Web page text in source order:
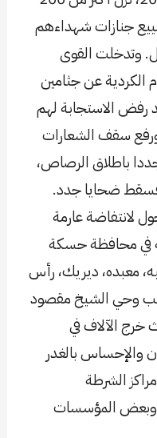
جنازات شهداءهم
وتدخلت القوى
الكردية عن جثامين
رفض الاستجابة لهم
سقف الشعارات
باطلاق الرصاص،
فسقط ضحايا جدد.
لانتفاضة عارمة
في محافظة حسكة
معبده، ديريك، رأس
وحي الشيخ مقصود
الآلاف في
والإحساس بالغدر
الشرطة
وبعض المؤسسات